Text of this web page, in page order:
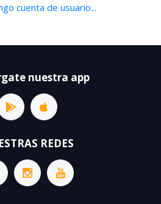
cuenta de usuario...
nuestra app
REDES